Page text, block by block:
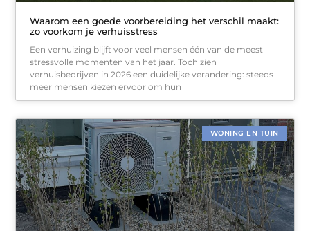
Waarom een goede voorbereiding het verschil maakt:
zo voorkom je verhuisstress
Een verhuizing blijft voor veel mensen één van de meest
stressvolle momenten van het jaar. Toch zien
verhuisbedrijven in 2026 een duidelijke verandering: steeds
meer mensen kiezen ervoor om hun
WONING EN TUIN